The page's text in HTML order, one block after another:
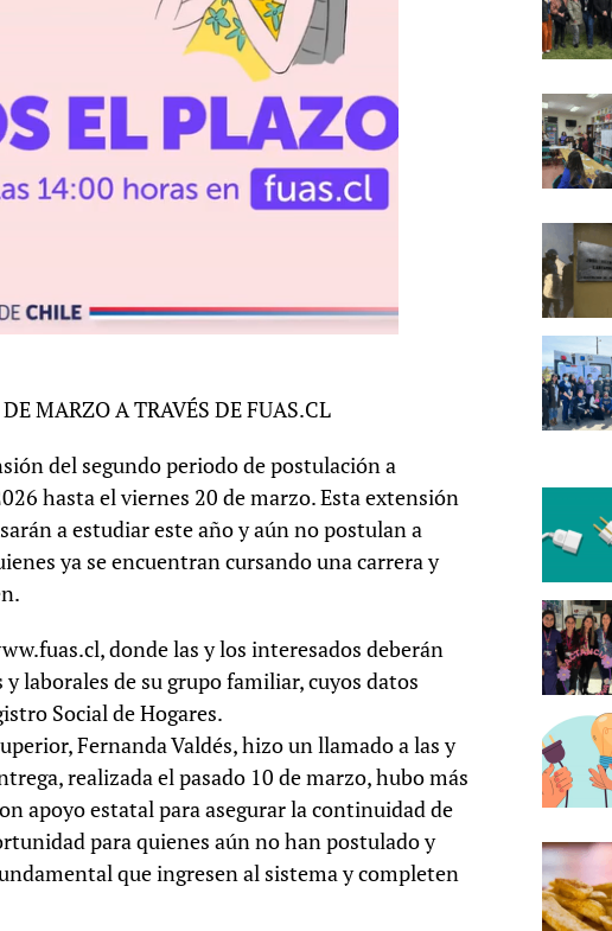
MARZO A TRAVÉS DE FUAS.CL
del segundo periodo de postulación a
hasta el viernes 20 de marzo. Esta extensión
a estudiar este año y aún no postulan a
ya se encuentran cursando una carrera y
donde las y los interesados deberán
laborales de su grupo familiar, cuyos datos
Social de Hogares.
Fernanda Valdés, hizo un llamado a las y
realizada el pasado 10 de marzo, hubo más
apoyo estatal para asegurar la continuidad de
para quienes aún no han postulado y
que ingresen al sistema y completen